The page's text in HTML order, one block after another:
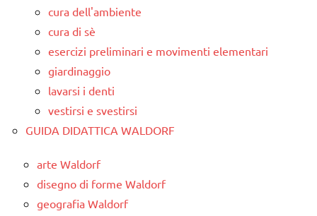
cura dell'ambiente
cura di sè
esercizi preliminari e movimenti elementari
giardinaggio
lavarsi i denti
vestirsi e svestirsi
GUIDA DIDATTICA WALDORF
arte Waldorf
disegno di forme Waldorf
geografia Waldorf